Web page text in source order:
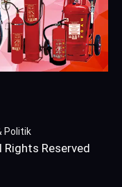
Politik
Reserved